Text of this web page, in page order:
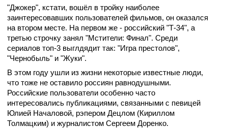
"Джокер", кстати, вошёл в тройку наиболее
заинтересовавших пользователей фильмов, он оказался
на втором месте. На первом же - российский "Т-34", а
третью строчку занял "Мстители: Финал". Среди
сериалов топ-3 выглдядит так: "Игра престолов",
"Чернобыль" и "Жуки".
В этом году ушли из жизни некоторые известные люди,
что тоже не оставило россиян равнодушными.
Российские пользователи особенно часто
интересовались публикациями, связанными с певицей
Юлией Началовой, рэпером Децлом (Кириллом
Толмацким) и журналистом Сергеем Доренко.